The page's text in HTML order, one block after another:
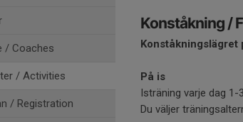
/ Coaches
/ Activities
/ Registration
Konståkning /
Konståkningslägret
På is
Isträning varje dag 1-
Du väljer